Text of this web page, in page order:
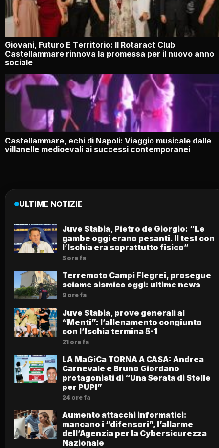
Giovani, Futuro E Territorio: Il Rotaract Club
Castellammare rinnova la promessa per il nuovo anno
sociale
Castellammare, echi di Napoli: Viaggio musicale dalle
villanelle medioevali ai successi contemporanei
ULTIME NOTIZIE
Juve Stabia, Pietro de Giorgio: “Le
gambe oggi erano pesanti. Il test con
l’Ischia era soprattutto fisico”
5 ore fa
Terremoto Campi Flegrei, prosegue
sciame sismico oggi: ultime news
9 ore fa
Juve Stabia, prove generali al
“Menti”: l’allenamento congiunto
con l’Ischia termina 5-1
21 ore fa
LA MaGiCa TORNA A CASA: Andrea
Carnevale e Bruno Giordano
protagonisti di “Una Serata di Stelle
per PUPI”
24 ore fa
Aumento attacchi informatici:
mancano i “difensori”, l’allarme
dell’Agenzia per la Cybersicurezza
Nazionale